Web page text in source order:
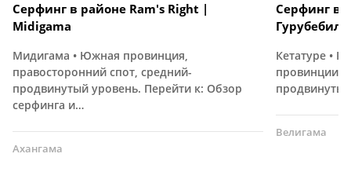
Серфинг в районе Ram's Right |
Midigama
Мидигама • Южная провинция,
правосторонний спот, средний-
продвинутый уровень. Перейти к: Обзор
серфинга и…
Ахангама
Серфинг в
Гурубебила
Кетатуре •
провинции
Велигама